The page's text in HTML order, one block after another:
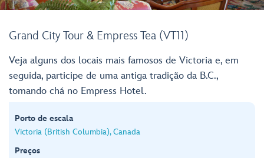
Grand City Tour & Empress Tea (VT11)
Veja alguns dos locais mais famosos de Victoria e, em
seguida, participe de uma antiga tradição da B.C.,
tomando chá no Empress Hotel.
Porto de escala
Victoria (British Columbia), Canada
Preços